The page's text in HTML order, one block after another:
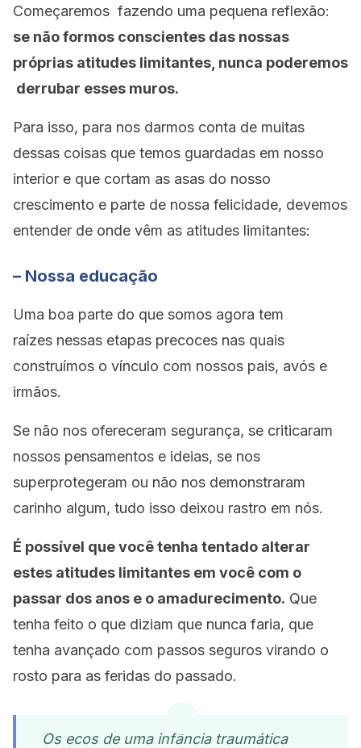
Começaremos fazendo uma pequena reflexão:
se não formos conscientes das nossas
próprias atitudes limitantes, nunca poderemos
derrubar esses muros.
Para isso, para nos darmos conta de muitas
dessas coisas que temos guardadas em nosso
interior e que cortam as asas do nosso
crescimento e parte de nossa felicidade, devemos
entender de onde vêm as atitudes limitantes:
– Nossa educação
Uma boa parte do que somos agora tem
raízes nessas etapas precoces nas quais
construímos o vínculo com nossos pais, avós e
irmãos.
Se não nos ofereceram segurança, se criticaram
nossos pensamentos e ideias, se nos
superprotegeram ou não nos demonstraram
carinho algum, tudo isso deixou rastro em nós.
É possível que você tenha tentado alterar
estes atitudes limitantes em você com o
passar dos anos e o amadurecimento. Que
tenha feito o que diziam que nunca faria, que
tenha avançado com passos seguros virando o
rosto para as feridas do passado.
Os ecos de uma infância traumática